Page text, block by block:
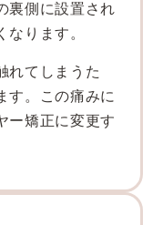
裏側に設置され
ります。
れてしまうた
す。この痛みに
ー矯正に変更す